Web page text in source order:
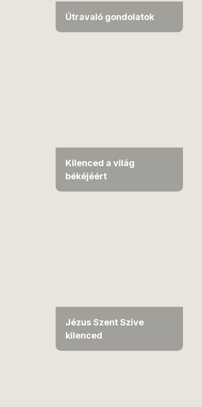
Útravaló gondolatok
Kilenced a világ
békéjéért
Jézus Szent Szíve
kilenced